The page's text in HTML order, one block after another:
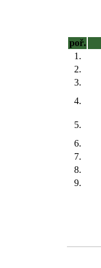
poř.
1.
2.
3.
4.
5.
6.
7.
8.
9.